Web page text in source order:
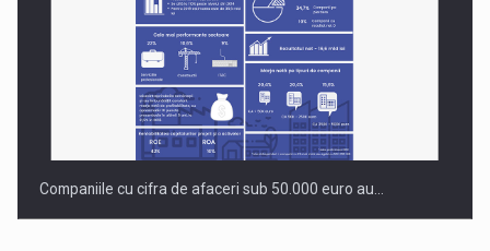
Companiile cu cifra de afaceri sub 50.000 euro au…